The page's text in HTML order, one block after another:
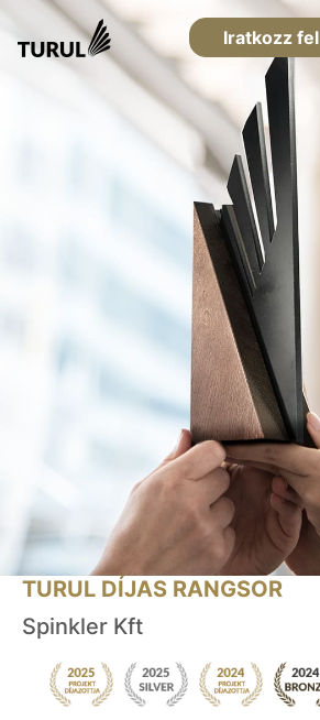
Iratkozz fel
TURUL DÍJAS RANGSOR
Spinkler Kft